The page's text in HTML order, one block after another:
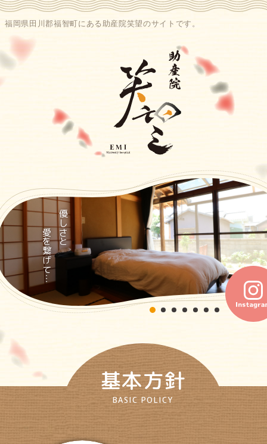
福岡県田川郡福智町にある助産院笑望のサイトです。
優しさと
愛を繋げて…
基本方針
BASIC POLICY